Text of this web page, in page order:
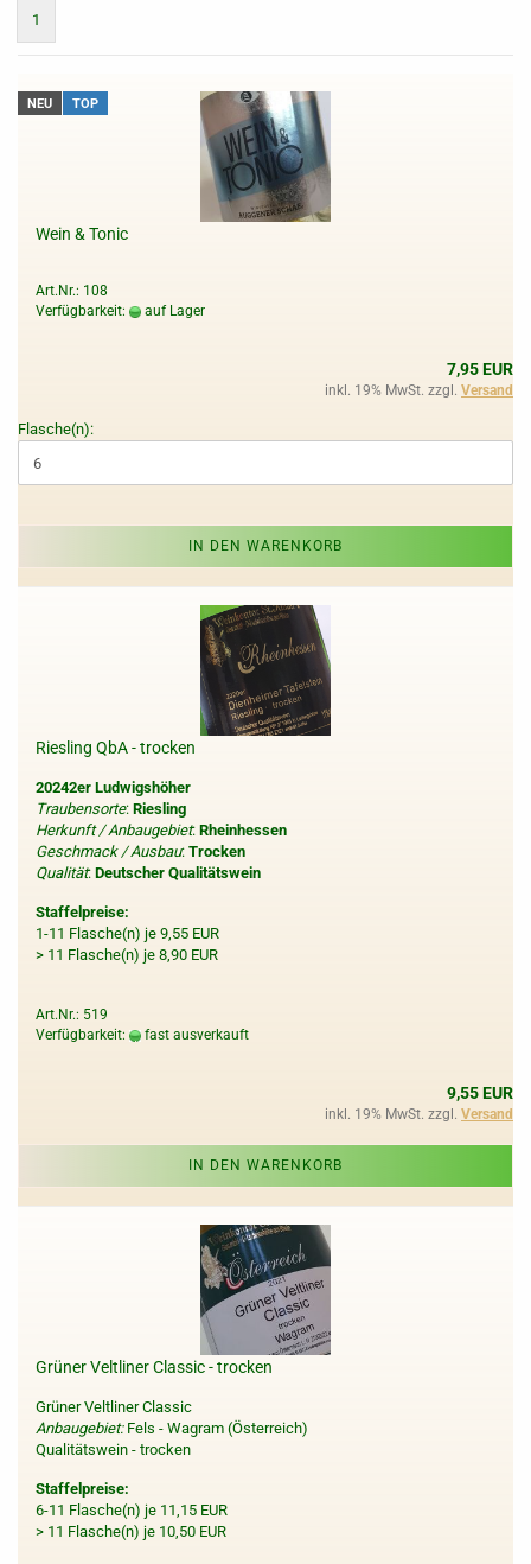
1
NEU TOP
Wein & Tonic
Art.Nr.: 108
Verfügbarkeit:
auf Lager
7,95 EUR
inkl. 19% MwSt. zzgl. Versand
Flasche(n):
IN DEN WARENKORB
Riesling QbA - trocken
20242er Ludwigshöher
Traubensorte: Riesling
Herkunft / Anbaugebiet: Rheinhessen
Geschmack / Ausbau: Trocken
Qualität: Deutscher Qualitätswein
Staffelpreise:
1-11 Flasche(n) je 9,55 EUR
> 11 Flasche(n) je 8,90 EUR
Art.Nr.: 519
Verfügbarkeit:
fast ausverkauft
9,55 EUR
inkl. 19% MwSt. zzgl. Versand
IN DEN WARENKORB
Grüner Veltliner Classic - trocken
Grüner Veltliner Classic
Anbaugebiet:Fels - Wagram (Österreich)
Qualitätswein - trocken
Staffelpreise:
6-11 Flasche(n) je 11,15 EUR
> 11 Flasche(n) je 10,50 EUR